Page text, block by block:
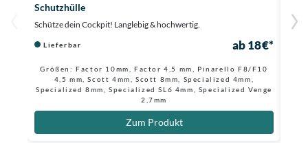
Schutzhülle
Schütze dein Cockpit! Langlebig & hochwertig.
Lieferbar ab 18 €*
Größen: Factor 10mm, Factor 4,5 mm, Pinarello F8/F10
4,5 mm, Scott 4mm, Scott 8mm, Specialized 4mm,
Specialized 8mm, Specialized SL6 4mm, Specialized Venge
2,7mm
Zum Produkt